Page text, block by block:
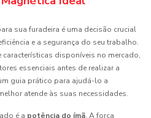
sua furadeira é uma decisão crucial
e a segurança do seu trabalho.
disponíveis no mercado,
essenciais antes de realizar a
guia prático para ajudá-lo a
atende às suas necessidades.
é a potência do ímã. A força